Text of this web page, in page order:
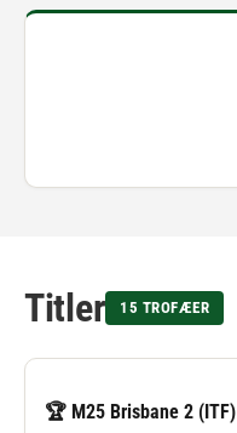
Titler 15 TROFÆER
🏆 M25 Brisbane 2 (ITF)